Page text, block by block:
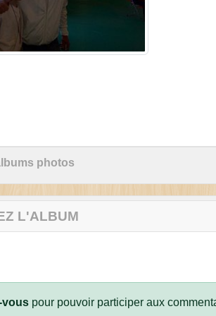
photos
L'ALBUM
vous pour pouvoir participer aux